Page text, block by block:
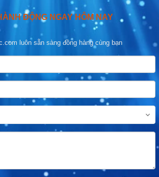
ĐỘNG NGAY HÔM NAY
luôn sẵn sàng đồng hàng cùng bạn